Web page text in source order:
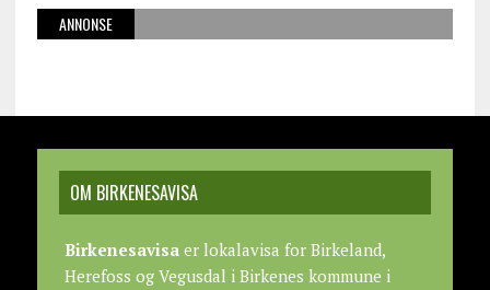
ANNONSE
OM BIRKENESAVISA
Birkenesavisaer lokalavisa for Birkeland,
Herefoss og Vegusdal i Birkenes kommune i